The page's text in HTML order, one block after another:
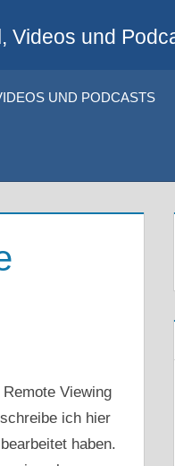
Videos und
UND PODCASTS
Viewing
ich hier
haben.